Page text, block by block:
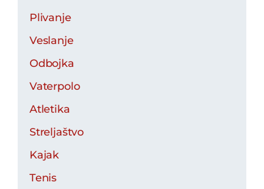
Plivanje
Veslanje
Odbojka
Vaterpolo
Atletika
Streljaštvo
Kajak
Tenis